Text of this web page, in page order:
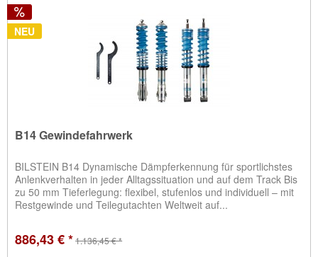
NEU
B14 Gewindefahrwerk
BILSTEIN B14 Dynamische Dämpferkennung für sportlichstes
Anlenkverhalten in jeder Alltagssituation und auf dem Track Bis
zu 50 mm Tieferlegung: flexibel, stufenlos und individuell – mit
Restgewinde und Teilegutachten Weltweit auf...
886,43 € *1.136,45 € *